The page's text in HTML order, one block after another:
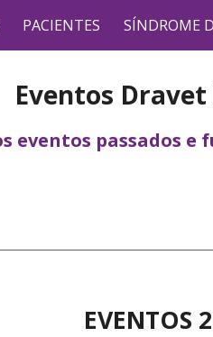
content
PACIENTES SÍNDROME
Eventos
eventos passados
EVENTOS